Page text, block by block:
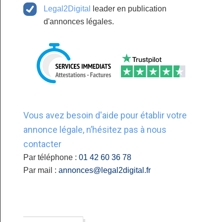
Legal2Digital
leader en publication
d'annonces légales.
Vous avez besoin d'aide pour établir votre
annonce légale, n’hésitez pas à nous
contacter
Par téléphone : 01 42 60 36 78
Par mail : annonces@legal2digital.fr